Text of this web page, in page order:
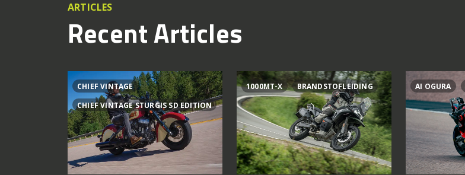
ARTICLES
Recent Articles
CHIEF VINTAGE
CHIEF VINTAGE STURGIS SD EDITION
1000MT-X BRANDSTOFLEIDING AI OGURA